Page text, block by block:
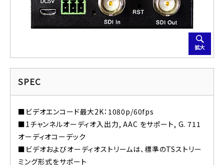
拡大
SPEC
■ビデオエンコード最大2K：1080p/60fps
■1チャンネルオーディオ入出力, AAC をサポート, G. 711
オーディオコーデック
■ビデオおよびオーディオストリームは、標準のTSストリー
ミング形式をサポート